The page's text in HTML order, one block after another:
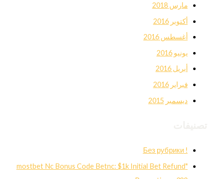
مارس 2018
أكتوبر 2016
أغسطس 2016
يونيو 2016
أبريل 2016
فبراير 2016
ديسمبر 2015
! Без рубрики
"mostbet Nc Bonus Code Betnc: $1k Initial Bet Refund